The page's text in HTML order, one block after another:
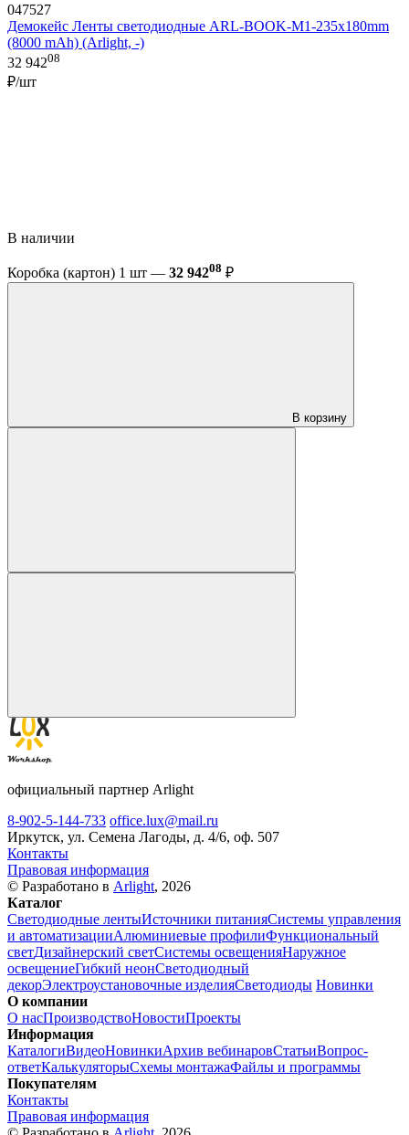
047527
Демокейс Ленты светодиодные ARL-BOOK-M1-235х180mm
(8000 mAh) (Arlight, -)
32 94208
₽/шт
В наличии
Коробка (картон) 1 шт — 32 94208 ₽
В корзину
официальный партнер Arlight
8-902-5-144-733 office.lux@mail.ru
Иркутск, ул. Семена Лагоды, д. 4/6, оф. 507
Контакты
Правовая информация
© Разработано в Arlight, 2026
Каталог
Светодиодные лентыИсточники питанияСистемы управления
и автоматизацииАлюминиевые профилиФункциональный
светДизайнерский светСистемы освещенияНаружное
освещениеГибкий неонСветодиодный
декорЭлектроустановочные изделияСветодиоды Новинки
О компании
О насПроизводствоНовостиПроекты
Информация
КаталогиВидеоНовинкиАрхив вебинаровСтатьиВопрос-
ответКалькуляторыСхемы монтажаФайлы и программы
Покупателям
Контакты
Правовая информация